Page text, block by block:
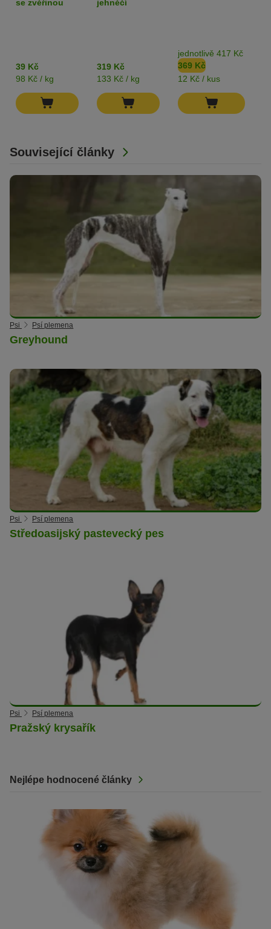
Související články
Psi Psí plemena
Greyhound
Psi Psí plemena
Středoasijský pastevecký pes
Psi Psí plemena
Pražský krysařík
se zvěřinou
39 Kč
98 Kč / kg
jehněčí
319 Kč
133 Kč / kg
jednotlivě 417 Kč
369 Kč
12 Kč / kus
Nejlépe hodnocené články